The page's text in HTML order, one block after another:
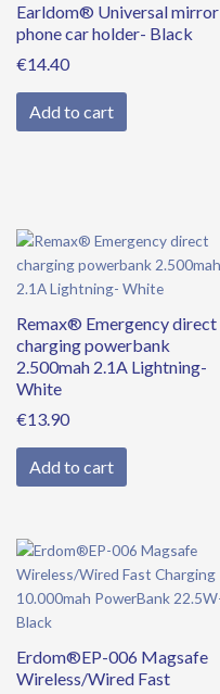
Earldom® Universal mirror
phone car holder- Black
€14.40
Add to cart
Remax® Emergency direct
charging powerbank
2.500mah 2.1A Lightning-
White
€13.90
Add to cart
Erdom®EP-006 Magsafe
Wireless/Wired Fast
Original
price
was:
Current
price
is: